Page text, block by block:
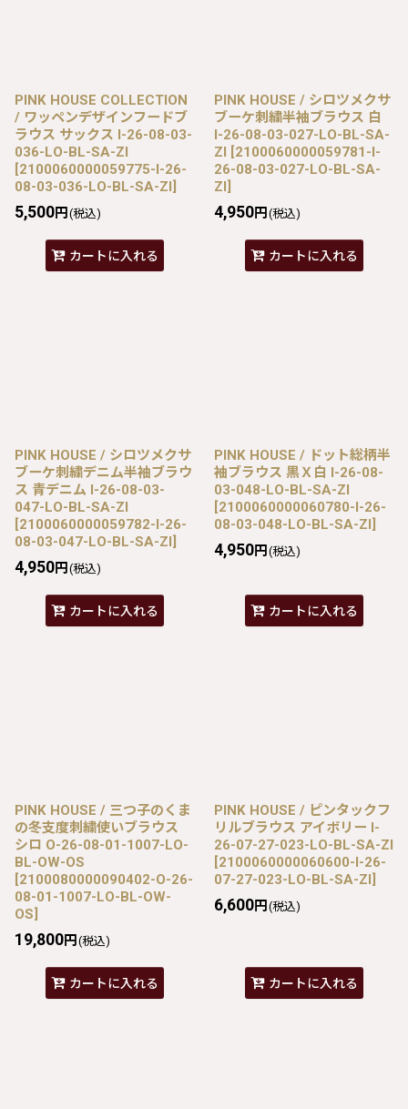
PINK HOUSE COLLECTION
/ ワッペンデザインフードブ
ラウス サックス I-26-08-03-
036-LO-BL-SA-ZI
[2100060000059775-I-26-
08-03-036-LO-BL-SA-ZI]
5,500円 (税込)
カートに入れる
PINK HOUSE / シロツメクサ
ブーケ刺繍半袖ブラウス 白
I-26-08-03-027-LO-BL-SA-
ZI [2100060000059781-I-
26-08-03-027-LO-BL-SA-
ZI]
4,950円 (税込)
カートに入れる
PINK HOUSE / シロツメクサ
ブーケ刺繍デニム半袖ブラウ
ス 青デニム I-26-08-03-
047-LO-BL-SA-ZI
[2100060000059782-I-26-
08-03-047-LO-BL-SA-ZI]
4,950円 (税込)
カートに入れる
PINK HOUSE / ドット総柄半
袖ブラウス 黒Ｘ白 I-26-08-
03-048-LO-BL-SA-ZI
[2100060000060780-I-26-
08-03-048-LO-BL-SA-ZI]
4,950円 (税込)
カートに入れる
PINK HOUSE / 三つ子のくま
の冬支度刺繍使いブラウス
シロ O-26-08-01-1007-LO-
BL-OW-OS
[2100080000090402-O-26-
08-01-1007-LO-BL-OW-
OS]
19,800円 (税込)
カートに入れる
PINK HOUSE / ピンタックフ
リルブラウス アイボリー I-
26-07-27-023-LO-BL-SA-ZI
[2100060000060600-I-26-
07-27-023-LO-BL-SA-ZI]
6,600円 (税込)
カートに入れる